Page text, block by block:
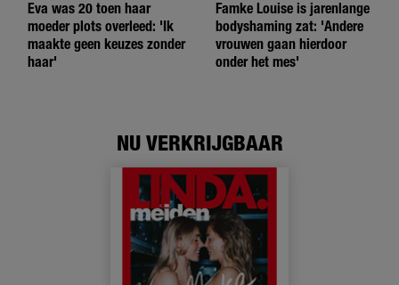
Eva was 20 toen haar
moeder plots overleed: 'Ik
maakte geen keuzes zonder
haar'
Famke Louise is jarenlange
bodyshaming zat: 'Andere
vrouwen gaan hierdoor
onder het mes'
NU VERKRIJGBAAR